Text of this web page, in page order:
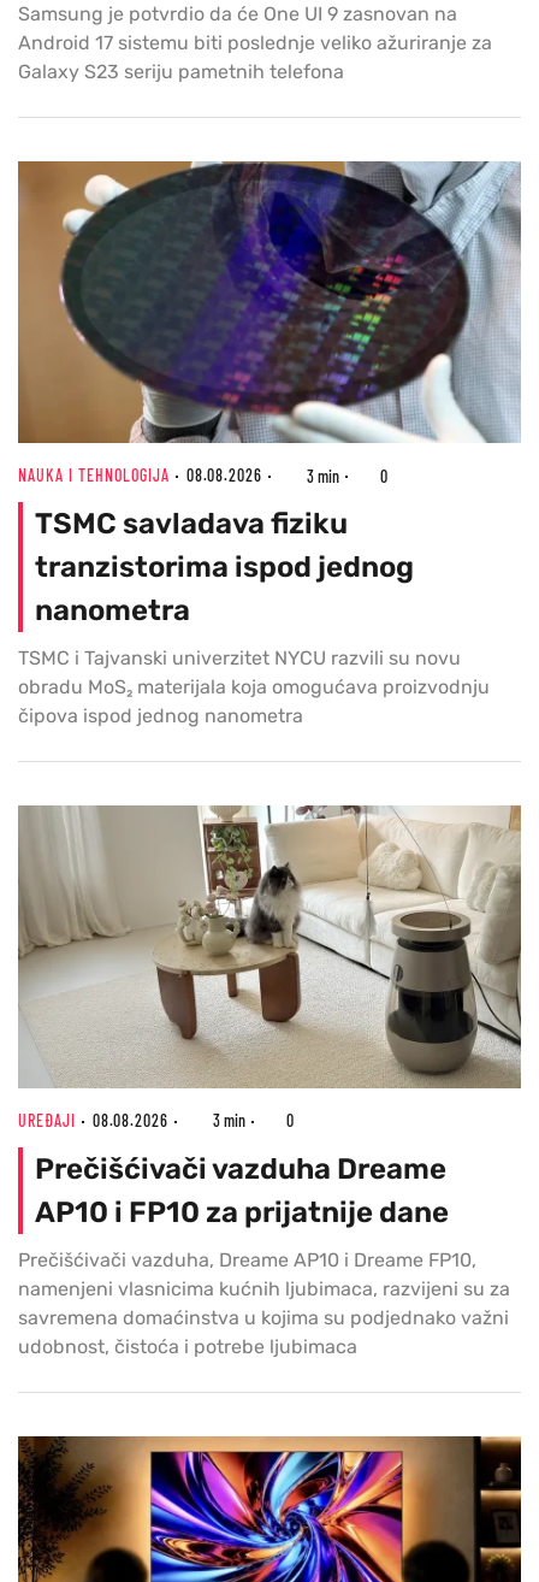
Samsung je potvrdio da će One UI 9 zasnovan na
Android 17 sistemu biti poslednje veliko ažuriranje za
Galaxy S23 seriju pametnih telefona
NAUKA I TEHNOLOGIJA 08.08.2026 3 min 0
TSMC savladava fiziku
tranzistorima ispod jednog
nanometra
TSMC i Tajvanski univerzitet NYCU razvili su novu
obradu MoS₂ materijala koja omogućava proizvodnju
čipova ispod jednog nanometra
UREĐAJI 08.08.2026 3 min 0
Prečišćivači vazduha Dreame
AP10 i FP10 za prijatnije dane
Prečišćivači vazduha, Dreame AP10 i Dreame FP10,
namenjeni vlasnicima kućnih ljubimaca, razvijeni su za
savremena domaćinstva u kojima su podjednako važni
udobnost, čistoća i potrebe ljubimaca